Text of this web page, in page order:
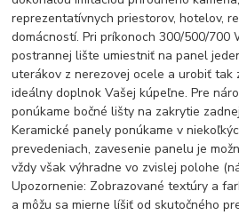
reprezentatívnych priestorov, hotelov,
domácností. Pri príkonoch 300/500/700
postrannej lište umiestniť na panel
uterákov z nerezovej ocele a urobiť tak
ideálny doplnok Vašej kúpeľne. Pre
ponúkame bočné lišty na zakrytie
Keramické panely ponúkame v
prevedeniach, zavesenie panelu je
vždy však výhradne vo zvislej polohe
Upozornenie: Zobrazované textúry a
a môžu sa mierne líšiť od skutočného